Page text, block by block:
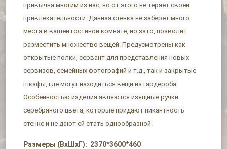
привычна многим из нас, но от этого не теряет своей
привлекательности. Данная стенка не заберет много
места в вашей гостиной комнате, но зато, позволит
разместить множество вещей. Предусмотрены как
открытые полки, сервант для представления новых
сервизов, семейных фотографий и т.д., так и закрытые
шкафы, где могут находиться вещи из гардероба.
Особенностью изделия являются изящные ручки
серебряного цвета, которые придают пикантность
стенке и не дают ей стать однообразной.
Размеры (ВхШхГ): 2370*3600*460